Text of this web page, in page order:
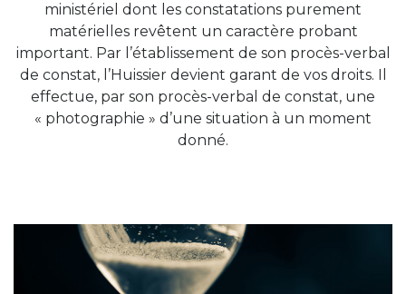
ministériel dont les constatations purement
matérielles revêtent un caractère probant
important. Par l’établissement de son procès-verbal
de constat, l’Huissier devient garant de vos droits. Il
effectue, par son procès-verbal de constat, une
« photographie » d’une situation à un moment
donné.